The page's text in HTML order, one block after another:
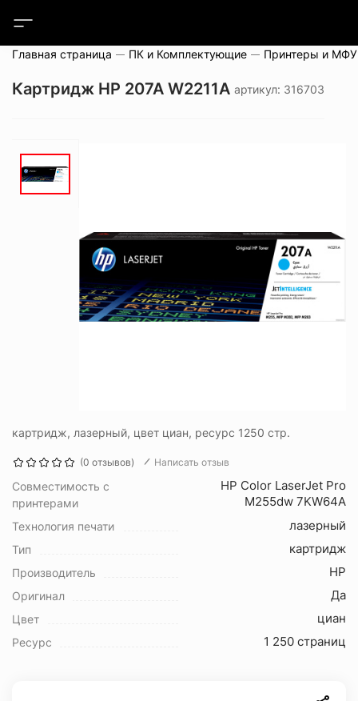
Главная страница ПК и Комплектующие Принтеры и МФУ
Картридж HP 207A W2211A артикул: 316703
картридж, лазерный, цвет циан, ресурс 1250 стр.
(0 отзывов) Написать отзыв
Совместимость с
принтерами
HP Color LaserJet Pro
M255dw 7KW64A
Технология печати лазерный
Тип картридж
Производитель HP
Оригинал Да
Цвет циан
Ресурс 1 250 страниц